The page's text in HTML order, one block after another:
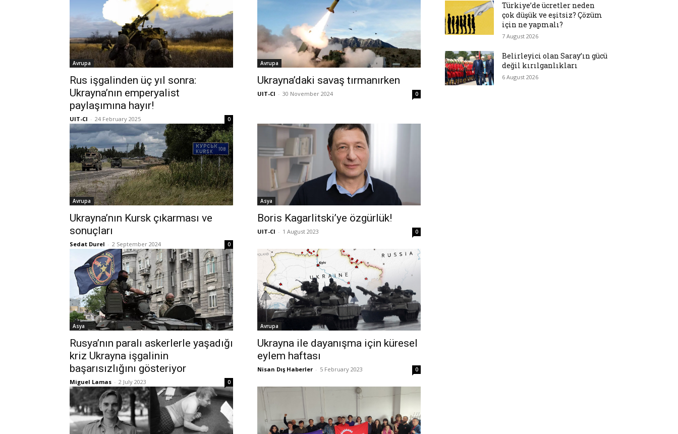
Avrupa
Rus işgalinden üç yıl sonra:
Ukrayna’nın emperyalist
paylaşımına hayır!
UIT-CI - 24 February 2025 0
Avrupa
Ukrayna’daki savaş tırmanırken
UIT-CI - 30 November 2024 0
Avrupa
Ukrayna’nın Kursk çıkarması ve
sonuçları
Sedat Durel - 2 September 2024 0
Asya
Boris Kagarlitski’ye özgürlük!
UIT-CI - 1 August 2023 0
Asya
Rusya’nın paralı askerlerle yaşadığı
kriz Ukrayna işgalinin
başarısızlığını gösteriyor
Miguel Lamas - 2 July 2023 0
Avrupa
Ukrayna ile dayanışma için küresel
eylem haftası
Nisan Dış Haberler - 5 February 2023 0
Türkiye’de ücretler neden
çok düşük ve eşitsiz? Çözüm
için ne yapmalı?
7 August 2026
Belirleyici olan Saray’ın gücü
değil kırılganlıkları
6 August 2026